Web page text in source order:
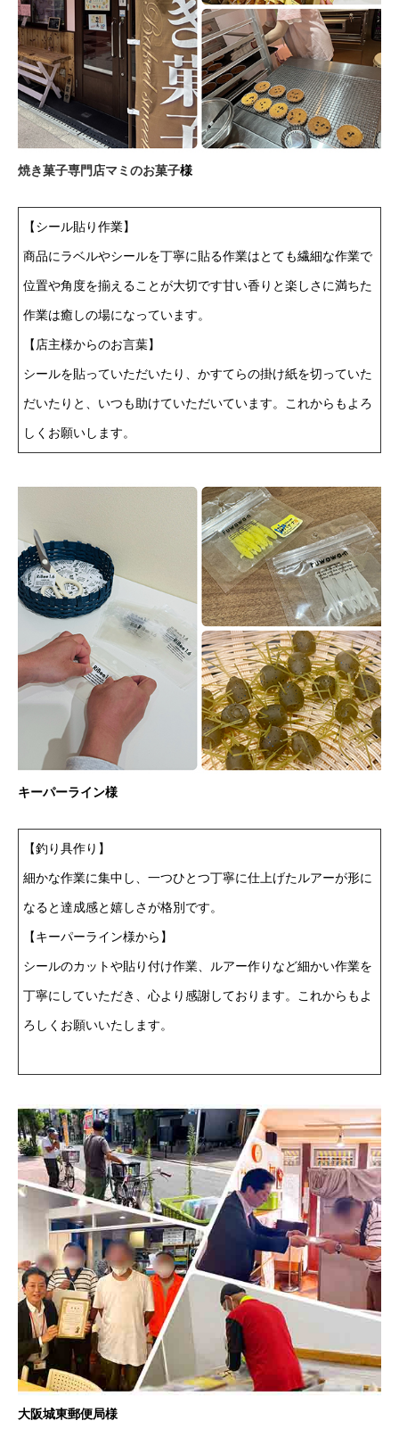
焼き菓子専門店マミのお菓子様
【シール貼り作業】
商品にラベルやシールを丁寧に貼る作業はとても繊細な作業で
位置や角度を揃えることが大切です甘い香りと楽しさに満ちた
作業は癒しの場になっています。
【店主様からのお言葉】
シールを貼っていただいたり、かすてらの掛け紙を切っていた
だいたりと、いつも助けていただいています。これからもよろ
しくお願いします。
キーパーライン様
【釣り具作り】
細かな作業に集中し、一つひとつ丁寧に仕上げたルアーが形に
なると達成感と嬉しさが格別です。
【キーパーライン様から】
シールのカットや貼り付け作業、ルアー作りなど細かい作業を
丁寧にしていただき、心より感謝しております。これからもよ
ろしくお願いいたします。
大阪城東郵便局様